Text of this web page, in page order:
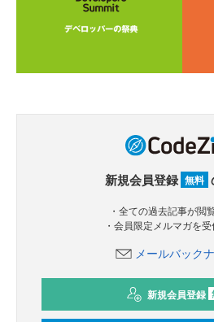
新規会員登録 無料
・全ての過去記事が閲
・会員限定メルマガを
メールバック
新規会員登録